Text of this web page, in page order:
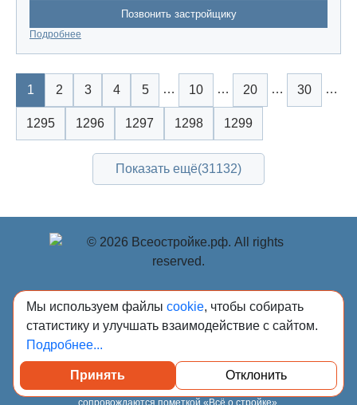
Позвонить застройщику
Подробнее
1 2 3 4 5 … 10 … 20 … 30 …
1295 1296 1297 1298 1299
Показать ещё(31132)
© Учредитель: Индивидуальный предприниматель
Опрышко Светлана Александровна, 2018-2026.
Сообщения и материалы сетевого издания «Всё о
стройке» (зарегистрировано Федеральной службой по
надзору в сфере связи, информационных технологий и
массовых коммуникаций (Роскомнадзор) 13.03.2023 за
регистрационным номером Эл № ФС77-84949)
сопровождаются пометкой «Всё о стройке».
Мы используем файлы cookie, чтобы собирать
статистику и улучшать взаимодействие с сайтом.
Подробнее...
Принять Отклонить